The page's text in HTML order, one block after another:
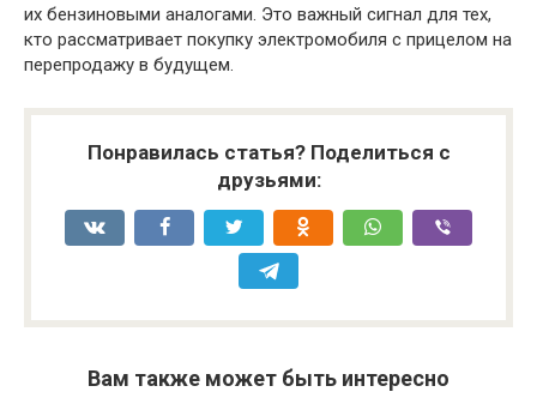
их бензиновыми аналогами. Это важный сигнал для тех,
кто рассматривает покупку электромобиля с прицелом на
перепродажу в будущем.
Понравилась статья? Поделиться с
друзьями:
Вам также может быть интересно